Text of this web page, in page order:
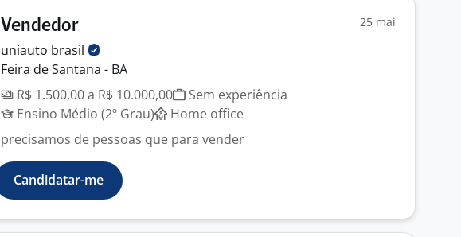
Vendedor 25 mai
uniauto brasil
Feira de Santana - BA
R$ 1.500,00 a R$ 10.000,00
Sem experiência
Ensino Médio (2º Grau)
Home office
precisamos de pessoas que para vender
Candidatar-me